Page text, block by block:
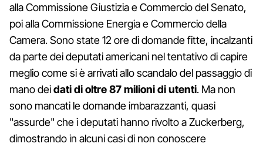
alla Commissione Giustizia e Commercio del Senato,
poi alla Commissione Energia e Commercio della
Camera. Sono state 12 ore di domande fitte, incalzanti
da parte dei deputati americani nel tentativo di capire
meglio come si è arrivati allo scandalo del passaggio di
mano deidati di oltre 87 milioni di utenti. Ma non
sono mancati le domande imbarazzanti, quasi
"assurde" che i deputati hanno rivolto a Zuckerberg,
dimostrando in alcuni casi di non conoscere